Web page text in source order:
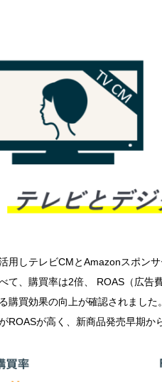
用しテレビCMとAmazonスポン
て、購買率は2倍、 ROAS（広
購買効果の向上が確認されまし
ROASが高く、新商品発売早期